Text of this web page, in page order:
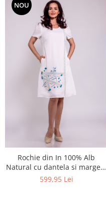
NOU
Rochie din In 100% Alb
Natural cu dantela si margele
turcoaz-eleganta relaxata de
599,95 Lei